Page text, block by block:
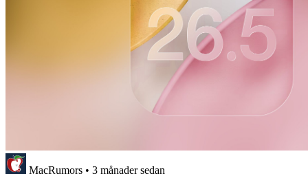
MacRumors • 3 månader sedan